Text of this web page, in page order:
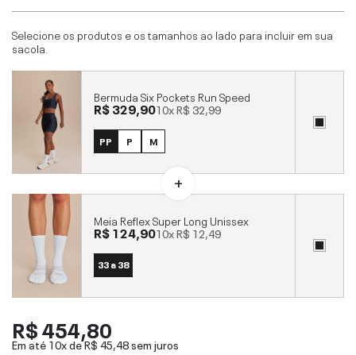
Selecione os produtos e os tamanhos ao lado para incluir em sua
sacola.
Bermuda Six Pockets Run Speed
R$ 329,9010xR$ 32,99
PP P M
Meia Reflex Super Long Unissex
R$ 124,9010xR$ 12,49
33 a 38
R$ 454,80
Em até 10x deR$ 45,48sem juros